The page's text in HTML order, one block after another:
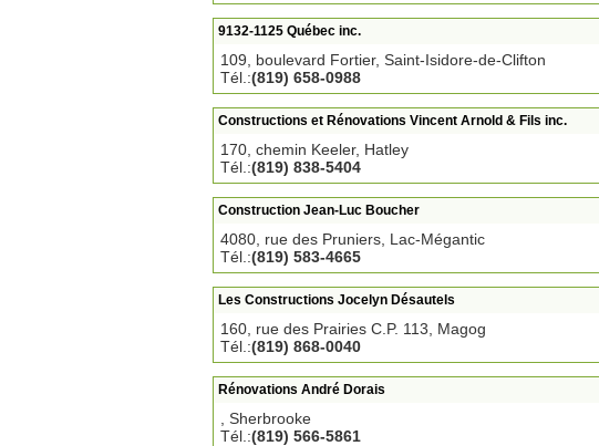
9132-1125 Québec inc.
109, boulevard Fortier, Saint-Isidore-de-Clifton
Tél.:(819) 658-0988
Constructions et Rénovations Vincent Arnold & Fils inc.
170, chemin Keeler, Hatley
Tél.:(819) 838-5404
Construction Jean-Luc Boucher
4080, rue des Pruniers, Lac-Mégantic
Tél.:(819) 583-4665
Les Constructions Jocelyn Désautels
160, rue des Prairies C.P. 113, Magog
Tél.:(819) 868-0040
Rénovations André Dorais
, Sherbrooke
Tél.:(819) 566-5861